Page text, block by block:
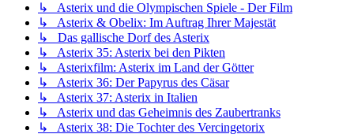
↳ Asterix und die Olympischen Spiele - Der Film
↳ Asterix & Obelix: Im Auftrag Ihrer Majestät
↳ Das gallische Dorf des Asterix
↳ Asterix 35: Asterix bei den Pikten
↳ Asterixfilm: Asterix im Land der Götter
↳ Asterix 36: Der Papyrus des Cäsar
↳ Asterix 37: Asterix in Italien
↳ Asterix und das Geheimnis des Zaubertranks
↳ Asterix 38: Die Tochter des Vercingetorix